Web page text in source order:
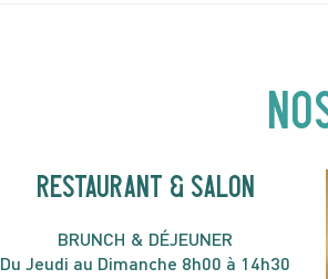
RESTAURANT & SALON
BRUNCH & DÉJEUNER
Du Jeudi au Dimanche 8h00 à 14h30